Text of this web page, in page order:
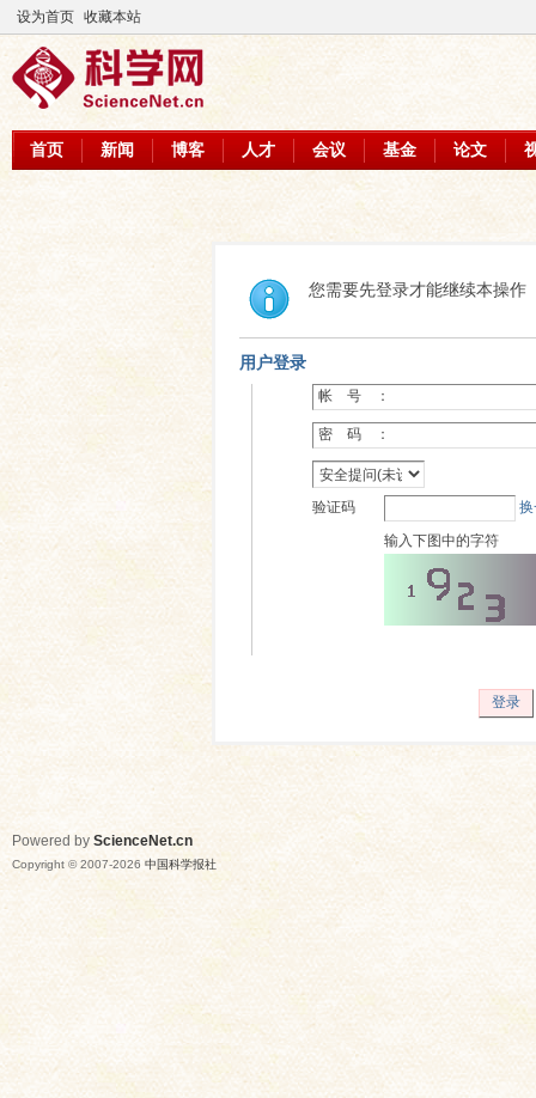
设为首页 收藏本站
首页 新闻 博客 人才 会议 基金 论文
您需要先登录才能继续本操作
用户登录
帐 号 ：
密 码 ：
验证码
输入下图中的字符
登录
Powered by ScienceNet.cn
Copyright © 2007-2026 中国科学报社